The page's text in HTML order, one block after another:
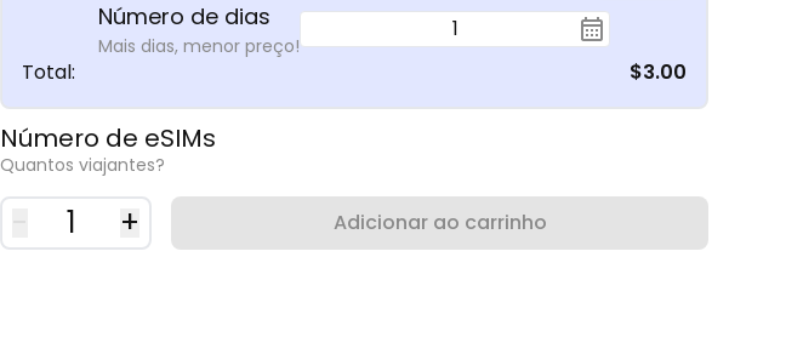
Número de dias
Mais dias, menor preço!
1
Total: $3.00
Número de eSIMs
Quantos viajantes?
- 1 + Adicionar ao carrinho